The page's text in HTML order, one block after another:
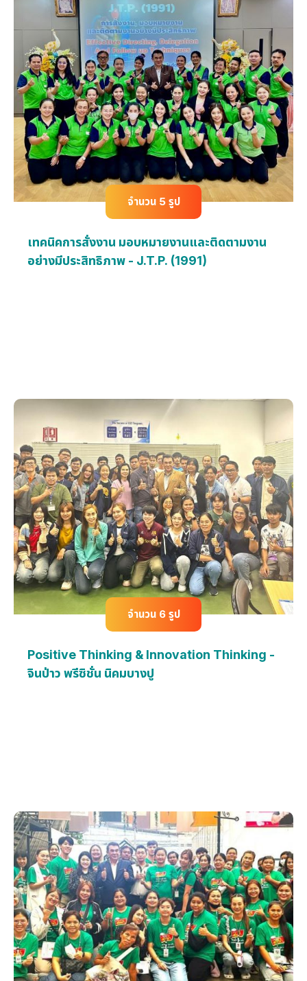
จำนวน 5 รูป
เทคนิคการสั่งงาน มอบหมายงานและติดตามงาน
อย่างมีประสิทธิภาพ - J.T.P. (1991)
จำนวน 6 รูป
Positive Thinking & Innovation Thinking -
จินป่าว พรีซิชั่น นิคมบางปู